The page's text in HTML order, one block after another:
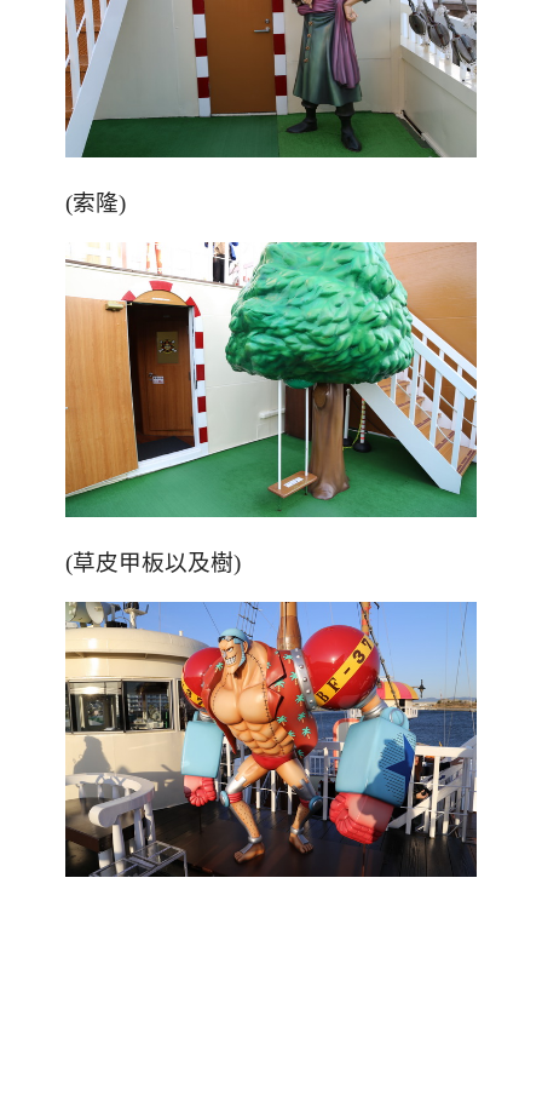
(索隆)
(草皮甲板以及樹)